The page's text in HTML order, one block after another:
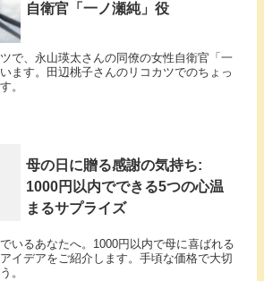
自衛官「一ノ瀬純」役
で、永山瑛太さんの同僚の女性自衛官「一
ます。田辺桃子さんのリコカツでのちょっ
。
母の日に贈る感謝の気持ち:
1000円以内でできる5つの心温
まるサプライズ
いるあなたへ。1000円以内で母に喜ばれる
イデアをご紹介します。手頃な価格で大切
。